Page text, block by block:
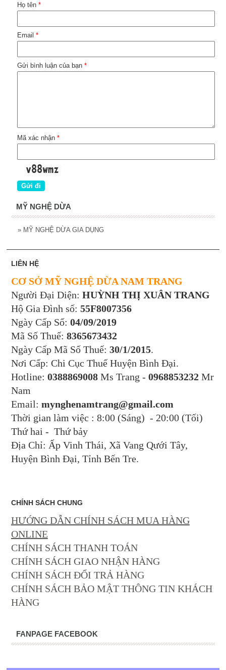
Họ tên *
Email *
Gửi bình luận của bạn *
Mã xác nhận *
MỸ NGHỆ DỪA
» MỸ NGHỆ DỪA GIA DỤNG
LIÊN HỆ
CƠ SỞ MỸ NGHỆ DỪA NAM TRANG
Người Đại Diện: HUỲNH THỊ XUÂN TRANG
Hộ Gia Đình số: 55F8007356
Ngày Cấp Số: 04/09/2019
Mã Số Thuế: 8365673432
Ngày Cấp Mã Số Thuế: 30/1/2015.
Nơi Cấp: Chi Cục Thuế Huyện Bình Đại.
Hotline: 0388869008Ms Trang - 0968853232Mr
Nam
Email: mynghenamtrang@gmail.com
Thời gian làm việc : 8:00 (Sáng) - 20:00 (Tối)
Thứ hai - Thứ bảy
Địa Chỉ: Ấp Vinh Thái, Xã Vang Qưới Tây,
Huyện Bình Đại, Tỉnh Bến Tre.
CHÍNH SÁCH CHUNG
HƯỚNG DẪN CHÍNH SÁCH MUA HÀNG
ONLINE
CHÍNH SÁCH THANH TOÁN
CHÍNH SÁCH GIAO NHẬN HÀNG
CHÍNH SÁCH ĐỔI TRẢ HÀNG
CHÍNH SÁCH BẢO MẬT THÔNG TIN KHÁCH
HÀNG
FANPAGE FACEBOOK